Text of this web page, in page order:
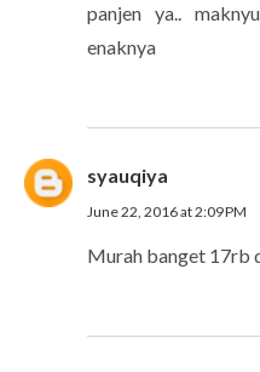
panjen ya..
enaknya
syauqiya
June 22, 2016 at 2:09 PM
Murah banget 17rb